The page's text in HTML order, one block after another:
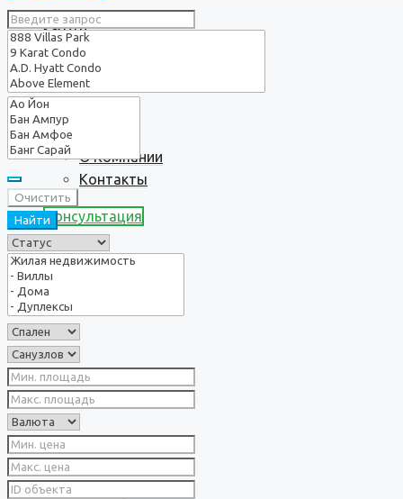
Услуги
О нас
О Компании
Контакты
Консультация
Очистить
Найти